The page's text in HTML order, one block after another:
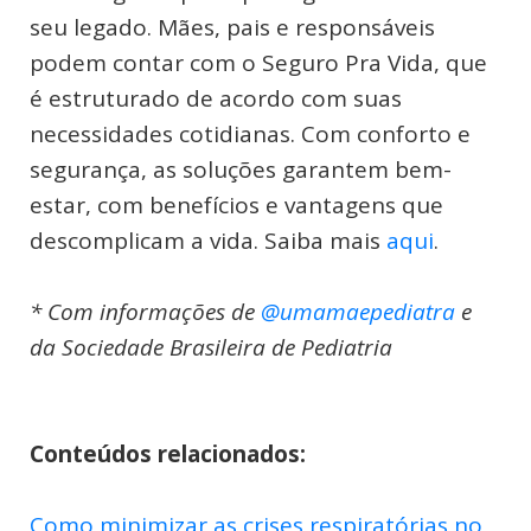
seu legado. Mães, pais e responsáveis
podem contar com o Seguro Pra Vida, que
é estruturado de acordo com suas
necessidades cotidianas. Com conforto e
segurança, as soluções garantem bem-
estar, com benefícios e vantagens que
descomplicam a vida. Saiba mais aqui.
* Com informações de @umamaepediatra e
da Sociedade Brasileira de Pediatria
Conteúdos relacionados:
Como minimizar as crises respiratórias no